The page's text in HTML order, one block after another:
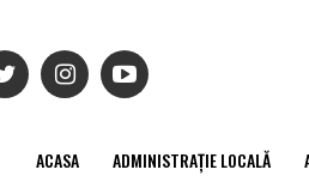
ACASA ADMINISTRAȚIE LOCALĂ